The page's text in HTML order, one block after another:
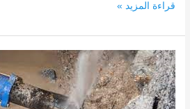
قراءة المزيد »
مؤسسة
كشف
تسربات
المياة